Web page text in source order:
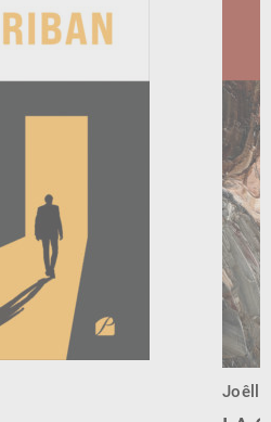
Joêlle